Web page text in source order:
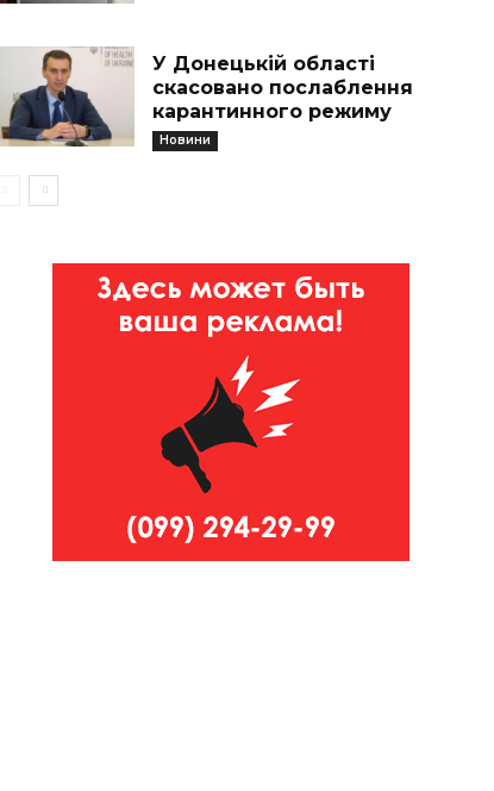
У Донецькій області
скасовано послаблення
карантинного режиму
Новини